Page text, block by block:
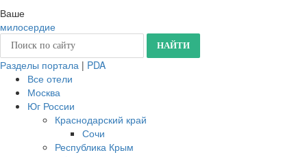
Ваше
милосердие
Разделы портала | PDA
Все отели
Москва
Юг России
Краснодарский край
Сочи
Республика Крым